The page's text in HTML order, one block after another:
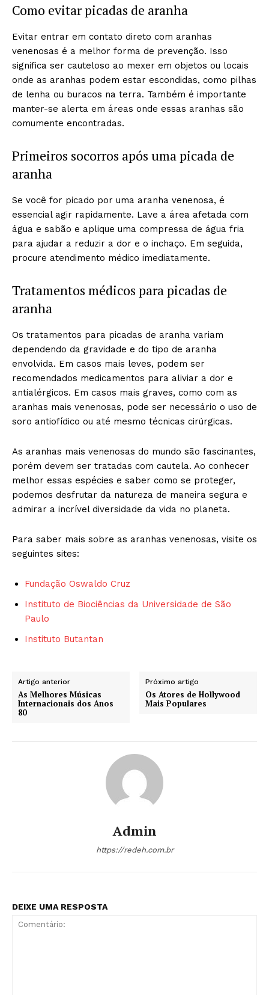
Como evitar picadas de aranha
Evitar entrar em contato direto com aranhas
venenosas é a melhor forma de prevenção. Isso
significa ser cauteloso ao mexer em objetos ou locais
onde as aranhas podem estar escondidas, como pilhas
de lenha ou buracos na terra. Também é importante
manter-se alerta em áreas onde essas aranhas são
comumente encontradas.
Primeiros socorros após uma picada de
aranha
Se você for picado por uma aranha venenosa, é
essencial agir rapidamente. Lave a área afetada com
água e sabão e aplique uma compressa de água fria
para ajudar a reduzir a dor e o inchaço. Em seguida,
procure atendimento médico imediatamente.
Tratamentos médicos para picadas de
aranha
Os tratamentos para picadas de aranha variam
dependendo da gravidade e do tipo de aranha
envolvida. Em casos mais leves, podem ser
recomendados medicamentos para aliviar a dor e
antialérgicos. Em casos mais graves, como com as
aranhas mais venenosas, pode ser necessário o uso de
soro antiofídico ou até mesmo técnicas cirúrgicas.
As aranhas mais venenosas do mundo são fascinantes,
porém devem ser tratadas com cautela. Ao conhecer
melhor essas espécies e saber como se proteger,
podemos desfrutar da natureza de maneira segura e
admirar a incrível diversidade da vida no planeta.
Para saber mais sobre as aranhas venenosas, visite os
seguintes sites:
Fundação Oswaldo Cruz
Instituto de Biociências da Universidade de São
Paulo
Instituto Butantan
Artigo anterior
As Melhores Músicas
Internacionais dos Anos
80
Próximo artigo
Os Atores de Hollywood
Mais Populares
Admin
https://redeh.com.br
DEIXE UMA RESPOSTA